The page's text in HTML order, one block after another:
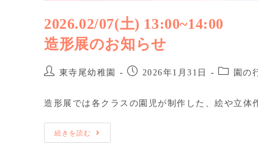
2026.02/07(土) 13:00~14:00
造形展のお知らせ
東寺尾幼稚園 2026年1月31日 園の
造形展では各クラスの園児が制作した、絵や立体
続きを読む